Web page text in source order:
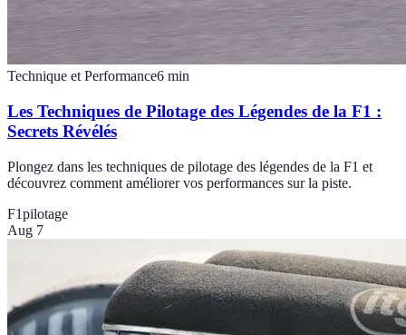
Technique et Performance6 min
Les Techniques de Pilotage des Légendes de la F1 :
Secrets Révélés
Plongez dans les techniques de pilotage des légendes de la F1 et
découvrez comment améliorer vos performances sur la piste.
F1pilotage
Aug 7